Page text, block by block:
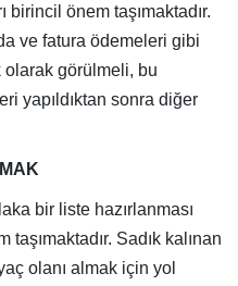
önem taşımaktadır.
ve fatura ödemeleri gibi
görülmeli, bu
yapıldıktan sonra diğer
bir liste hazırlanması
taşımaktadır. Sadık kalınan
olanı almak için yol